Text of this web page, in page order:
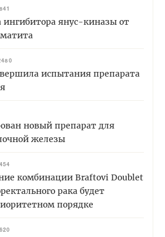
ингибитора янус-киназы от
испытания препарата
новый препарат для
железы
комбинации Braftovi Doublet
рака будет
порядке